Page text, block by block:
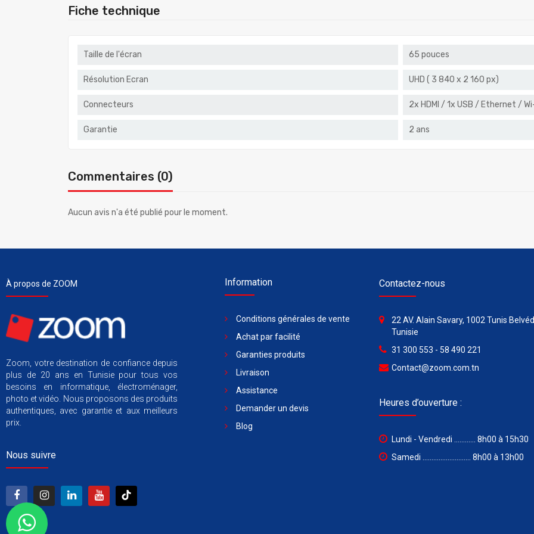
Fiche technique
Taille de l'écran 65 pouces
Résolution Ecran UHD ( 3 840 x 2 160 px)
Connecteurs 2x HDMI / 1x USB / Ethernet /
Garantie 2 ans
Commentaires (0)
Aucun avis n'a été publié pour le moment.
À propos de ZOOM
Zoom, votre destination de confiance depuis
plus de 20 ans en Tunisie pour tous vos
besoins en informatique, électroménager,
photo et vidéo. Nous proposons des produits
authentiques, avec garantie et aux meilleurs
prix.
Nous suivre
Information
Conditions générales de vente
Achat par facilité
Garanties produits
Livraison
Assistance
Demander un devis
Blog
Contactez-nous
22 AV. Alain Savary, 1002 Tunis
Tunisie
31 300 553 - 58 490 221
Contact@zoom.com.tn
Heures d’ouverture :
Lundi - Vendredi ............ 8h00 à 15h30
Samedi ........................... 8h00 à 13h00